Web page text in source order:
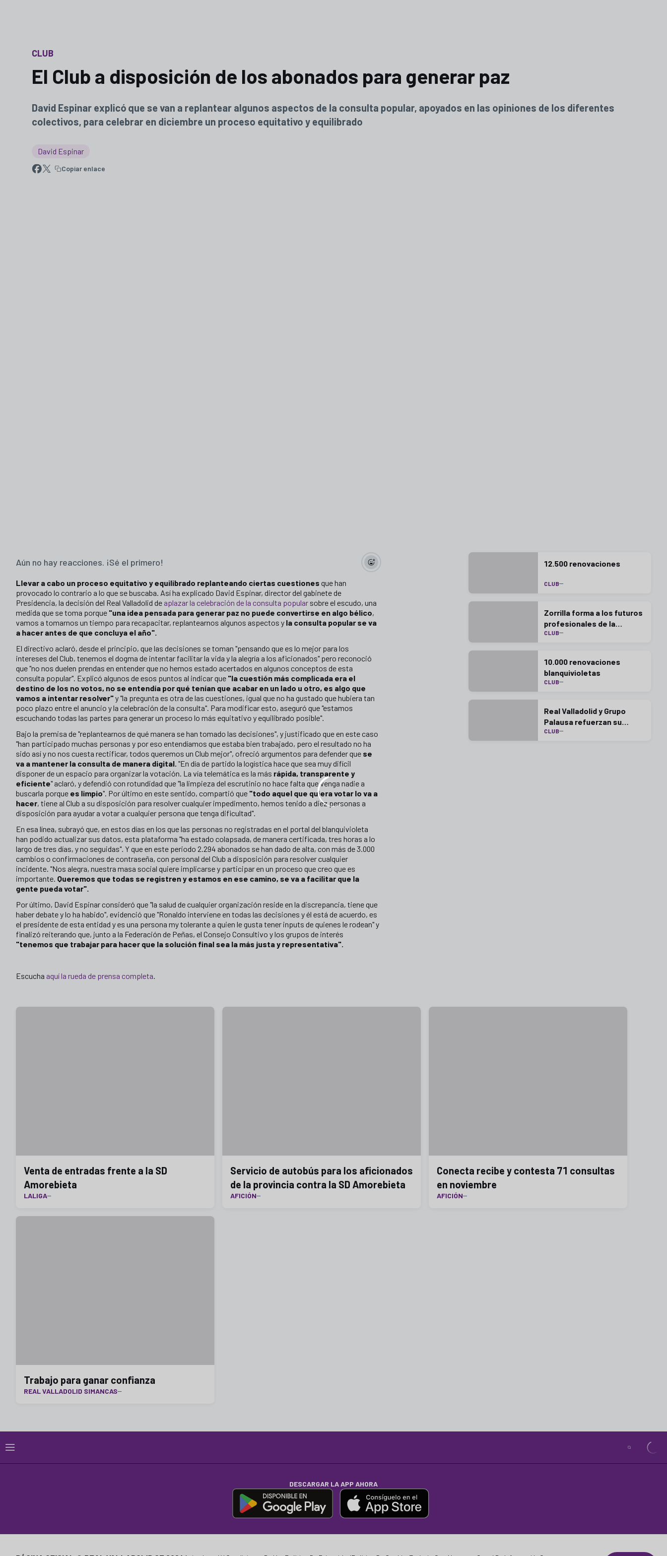
CLUB
El Club a disposición de los abonados para generar paz
David Espinar explicó que se van a replantear algunos aspectos de la consulta popular, apoyados en las opiniones de los diferentes
colectivos, para celebrar en diciembre un proceso equitativo y equilibrado
David Espinar
Copiar enlace
Aún no hay reacciones. ¡Sé el primero!
Llevar a cabo un proceso equitativo y equilibrado replanteando ciertas cuestiones que han
provocado lo contrario a lo que se buscaba. Así ha explicado David Espinar, director del gabinete de
Presidencia, la decisión del Real Valladolid de aplazar la celebración de la consulta popular sobre el escudo, una
medida que se toma porque "una idea pensada para generar paz no puede convertirse en algo bélico,
vamos a tomarnos un tiempo para recapacitar, replantearnos algunos aspectos y la consulta popular se va
a hacer antes de que concluya el año".
El directivo aclaró, desde el principio, que las decisiones se toman "pensando que es lo mejor para los
intereses del Club, tenemos el dogma de intentar facilitar la vida y la alegría a los aficionados" pero reconoció
que "no nos duelen prendas en entender que no hemos estado acertados en algunos conceptos de esta
consulta popular". Explicó algunos de esos puntos al indicar que "la cuestión más complicada era el
destino de los no votos, no se entendía por qué tenían que acabar en un lado u otro, es algo que
vamos a intentar resolver"y "la pregunta es otra de las cuestiones, igual que no ha gustado que hubiera tan
poco plazo entre el anuncio y la celebración de la consulta". Para modificar esto, aseguró que "estamos
escuchando todas las partes para generar un proceso lo más equitativo y equilibrado posible".
Bajo la premisa de "replantearnos de qué manera se han tomado las decisiones", y justificado que en este caso
"han participado muchas personas y por eso entendíamos que estaba bien trabajado, pero el resultado no ha
sido así y no nos cuesta rectificar, todos queremos un Club mejor", ofreció argumentos para defender que se
va a mantener la consulta de manera digital. "En día de partido la logística hace que sea muy difícil
disponer de un espacio para organizar la votación. La vía telemática es la más rápida, transparente y
eficiente" aclaró, y defendió con rotundidad que "la limpieza del escrutinio no hace falta que venga nadie a
buscarla porque es limpio". Por último en este sentido, compartió que "todo aquel que quiera votar lo va a
hacer, tiene al Club a su disposición para resolver cualquier impedimento, hemos tenido a diez personas a
disposición para ayudar a votar a cualquier persona que tenga dificultad".
En esa línea, subrayó que, en estos días en los que las personas no registradas en el portal del blanquivioleta
han podido actualizar sus datos, esta plataforma "ha estado colapsada, de manera certificada, tres horas a lo
largo de tres días, y no seguidas". Y que en este periodo 2.294 abonados se han dado de alta, con más de 3.000
cambios o confirmaciones de contraseña, con personal del Club a disposición para resolver cualquier
incidente. "Nos alegra, nuestra masa social quiere implicarse y participar en un proceso que creo que es
importante. Queremos que todas se registren y estamos en ese camino, se va a facilitar que la
gente pueda votar".
Por último, David Espinar consideró que "la salud de cualquier organización reside en la discrepancia, tiene que
haber debate y lo ha habido", evidenció que "Ronaldo interviene en todas las decisiones y él está de acuerdo, es
el presidente de esta entidad y es una persona my tolerante a quien le gusta tener inputs de quienes le rodean" y
finalizó reiterando que, junto a la Federación de Peñas, el Consejo Consultivo y los grupos de interés
"tenemos que trabajar para hacer que la solución final sea la más justa y representativa".
Escucha aquí la rueda de prensa completa.
12.500 renovaciones
CLUB
Zorrilla forma a los futuros
profesionales de la
industria del fútbol
CLUB
10.000 renovaciones
blanquivioletas
CLUB
Real Valladolid y Grupo
Palausa refuerzan su
colaboración
CLUB
Venta de entradas frente a la SD
Amorebieta
LALIGA
Servicio de autobús para los aficionados
de la provincia contra la SD Amorebieta
AFICIÓN
Conecta recibe y contesta 71 consultas
en noviembre
AFICIÓN
Trabajo para ganar confianza
REAL VALLADOLID SIMANCAS
DESCARGAR LA APP AHORA